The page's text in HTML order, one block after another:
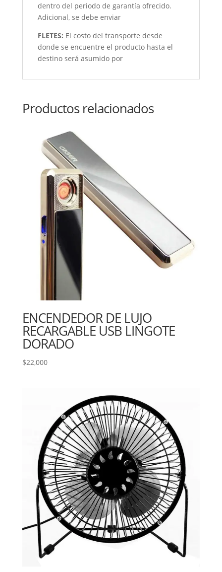
dentro del periodo de garantía ofrecido.
Adicional, se debe enviar
FLETES: El costo del transporte desde
donde se encuentre el producto hasta el
destino será asumido por
Productos relacionados
ENCENDEDOR DE LUJO
RECARGABLE USB LINGOTE
DORADO
$22,000